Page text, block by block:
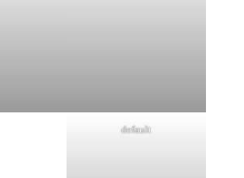
default